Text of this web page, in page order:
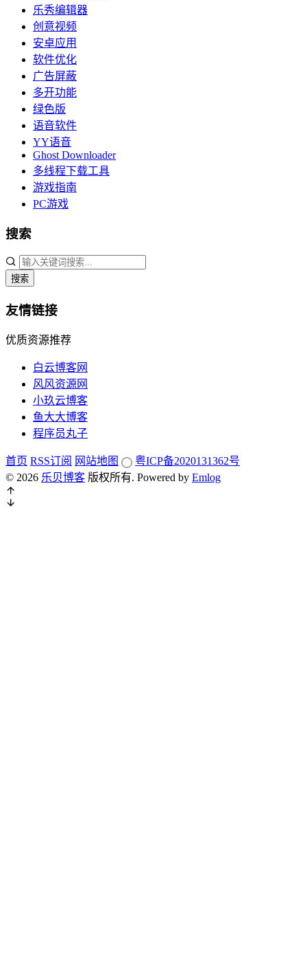
乐秀编辑器
创意视频
安卓应用
软件优化
广告屏蔽
多开功能
绿色版
语音软件
YY语音
Ghost Downloader
多线程下载工具
游戏指南
PC游戏
搜索
搜索
友情链接
优质资源推荐
白云博客网
风风资源网
小玖云博客
鱼大大博客
程序员丸子
首页 RSS订阅 网站地图
粤ICP备2020131362号
© 2026 乐贝博客 版权所有. Powered by Emlog